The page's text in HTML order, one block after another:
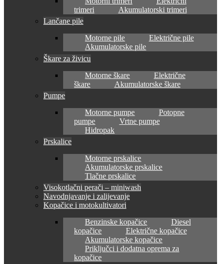
trimeri
Akumulatorski trimeri
Lančane pile
Motorne pile
Električne pile
Akumulatorske pile
Škare za živicu
Motorne škare
Električne
škare
Akumulatorske škare
Pumpe
Motorne pumpe
Potopne
pumpe
Vrtne pumpe
Hidropak
Prskalice
Motorne prskalice
Akumulatorske prskalice
Tlačne prskalice
Visokotlačni perači – miniwash
Navodnjavanje i zalijevanje
Kopačice i motokultivatori
Benzinske kopačice
Diesel
kopačice
Električne kopačice
Akumulatorske kopačice
Priključci i dodatna oprema za
kopačice